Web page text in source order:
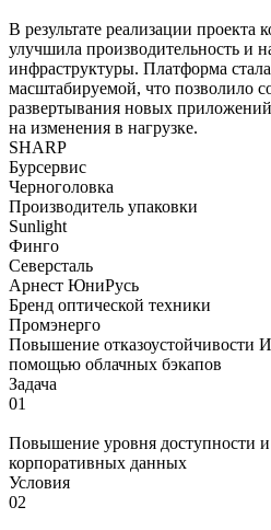
В результате реализации проекта
улучшила производительность и
инфраструктуры. Платформа
масштабируемой, что позволило
развертывания новых
на изменения в нагрузке.
SHARP
Бурсервис
Черноголовка
Производитель упаковки
Sunlight
Финго
Северсталь
Арнест ЮниРусь
Бренд оптической техники
Промэнерго
Повышение отказоустойчивости
помощью облачных бэкапов
Задача
01
Повышение уровня доступности и
корпоративных данных
Условия
02